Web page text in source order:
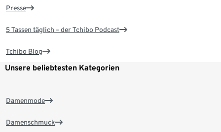
Presse
5 Tassen täglich – der Tchibo Podcast
Tchibo Blog
Unsere beliebtesten Kategorien
Damenmode
Damenschmuck